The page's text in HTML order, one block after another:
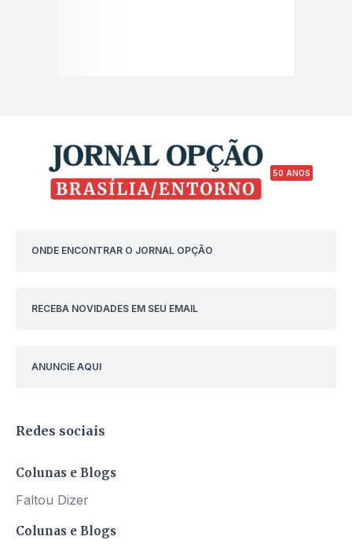
50 ANOS
ONDE ENCONTRAR O JORNAL OPÇÃO
RECEBA NOVIDADES EM SEU EMAIL
ANUNCIE AQUI
Redes sociais
Colunas e Blogs
Faltou Dizer
Colunas e Blogs